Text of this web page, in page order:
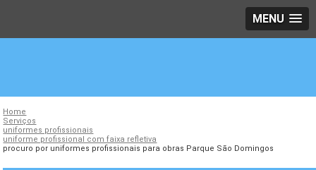
MENU
Home
Serviços
uniformes profissionais
uniforme profissional com faixa refletiva
procuro por uniformes profissionais para obras Parque São Domingos